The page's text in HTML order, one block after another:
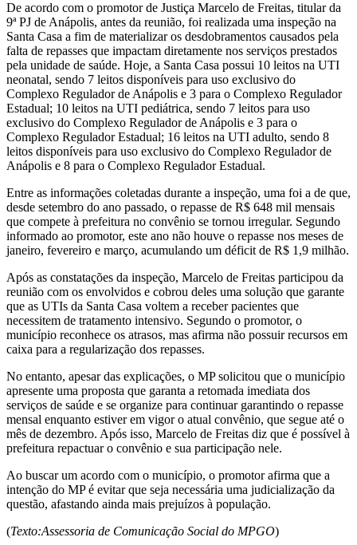
De acordo com o promotor de Justiça Marcelo de Freitas, titular da
9ª PJ de Anápolis, antes da reunião, foi realizada uma inspeção na
Santa Casa a fim de materializar os desdobramentos causados pela
falta de repasses que impactam diretamente nos serviços prestados
pela unidade de saúde. Hoje, a Santa Casa possui 10 leitos na UTI
neonatal, sendo 7 leitos disponíveis para uso exclusivo do
Complexo Regulador de Anápolis e 3 para o Complexo Regulador
Estadual; 10 leitos na UTI pediátrica, sendo 7 leitos para uso
exclusivo do Complexo Regulador de Anápolis e 3 para o
Complexo Regulador Estadual; 16 leitos na UTI adulto, sendo 8
leitos disponíveis para uso exclusivo do Complexo Regulador de
Anápolis e 8 para o Complexo Regulador Estadual.
Entre as informações coletadas durante a inspeção, uma foi a de que,
desde setembro do ano passado, o repasse de R$ 648 mil mensais
que compete à prefeitura no convênio se tornou irregular. Segundo
informado ao promotor, este ano não houve o repasse nos meses de
janeiro, fevereiro e março, acumulando um déficit de R$ 1,9 milhão.
Após as constatações da inspeção, Marcelo de Freitas participou da
reunião com os envolvidos e cobrou deles uma solução que garante
que as UTIs da Santa Casa voltem a receber pacientes que
necessitem de tratamento intensivo. Segundo o promotor, o
município reconhece os atrasos, mas afirma não possuir recursos em
caixa para a regularização dos repasses.
No entanto, apesar das explicações, o MP solicitou que o município
apresente uma proposta que garanta a retomada imediata dos
serviços de saúde e se organize para continuar garantindo o repasse
mensal enquanto estiver em vigor o atual convênio, que segue até o
mês de dezembro. Após isso, Marcelo de Freitas diz que é possível à
prefeitura repactuar o convênio e sua participação nele.
Ao buscar um acordo com o município, o promotor afirma que a
intenção do MP é evitar que seja necessária uma judicialização da
questão, afastando ainda mais prejuízos à população.
(Texto:Assessoria de Comunicação Social do MPGO)